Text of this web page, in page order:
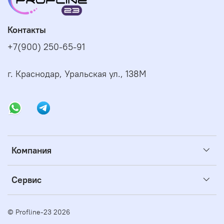
Компания
Сервис
Контакты
+7(900) 250-65-91
г. Краснодар, Уральская ул., 138М
© Profline-23 2026